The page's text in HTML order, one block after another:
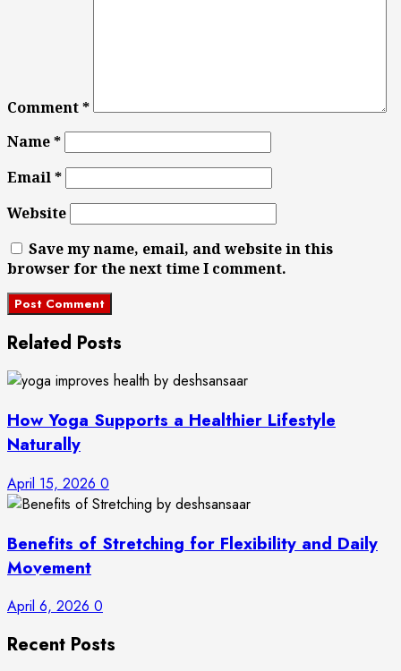
Comment*
Name*
Email*
Website
Save my name, email, and website in this
browser for the next time I comment.
Related Posts
How Yoga Supports a Healthier Lifestyle
Naturally
April 15, 2026 0
Benefits of Stretching for Flexibility and Daily
Movement
April 6, 2026 0
Recent Posts